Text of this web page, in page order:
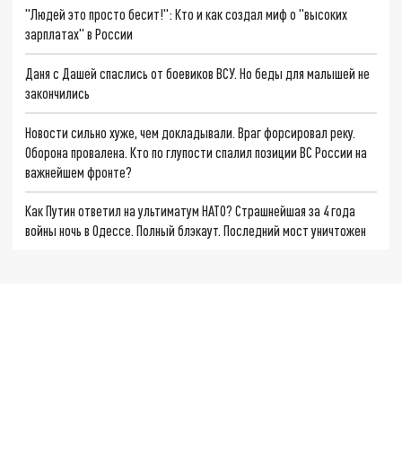
"Людей это просто бесит!": Кто и как создал миф о "высоких
зарплатах" в России
Даня с Дашей спаслись от боевиков ВСУ. Но беды для малышей не
закончились
Новости сильно хуже, чем докладывали. Враг форсировал реку.
Оборона провалена. Кто по глупости спалил позиции ВС России на
важнейшем фронте?
Как Путин ответил на ультиматум НАТО? Страшнейшая за 4 года
войны ночь в Одессе. Полный блэкаут. Последний мост уничтожен